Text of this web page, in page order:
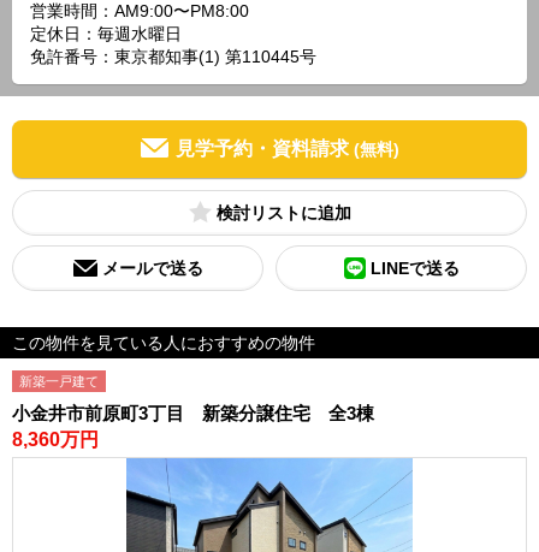
営業時間：AM9:00〜PM8:00
定休日：毎週水曜日
免許番号：東京都知事(1) 第110445号
見学予約・資料請求 (無料)
検討リスト
メールで送る LINEで送る
この物件を見ている人におすすめの物件
新築一戸建て
小金井市前原町3丁目 新築分譲住宅 全3棟
8,360万円